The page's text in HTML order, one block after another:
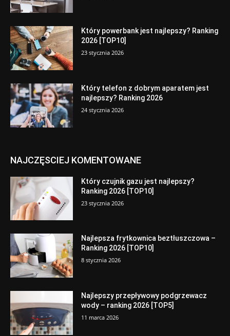
Który powerbank jest najlepszy? Ranking
2026 [TOP10]
23 stycznia 2026
Który telefon z dobrym aparatem jest
najlepszy? Ranking 2026
24 stycznia 2026
NAJCZĘSCIEJ KOMENTOWANE
Który czujnik gazu jest najlepszy?
Ranking 2026 [TOP10]
23 stycznia 2026
Najlepsza frytkownica beztłuszczowa –
Ranking 2026 [TOP10]
8 stycznia 2026
Najlepszy przepływowy podgrzewacz
wody – ranking 2026 [TOP5]
11 marca 2026